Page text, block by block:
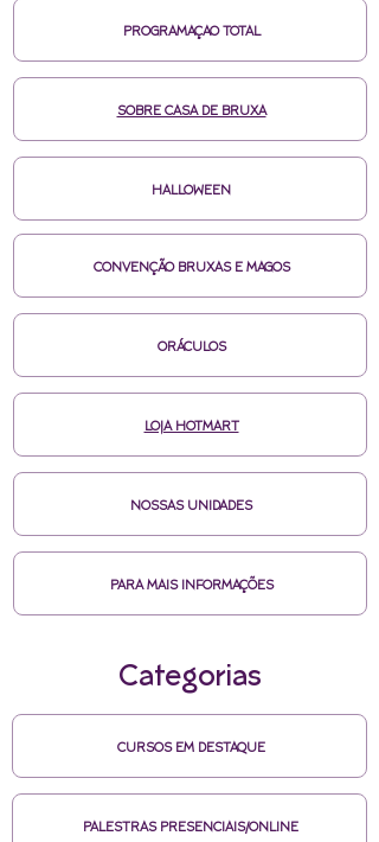
PROGRAMAÇAO TOTAL
SOBRE CASA DE BRUXA
HALLOWEEN
CONVENÇÃO BRUXAS E MAGOS
ORÁCULOS
LOJA HOTMART
NOSSAS UNIDADES
PARA MAIS INFORMAÇÕES
Categorias
CURSOS EM DESTAQUE
PALESTRAS PRESENCIAIS/ONLINE